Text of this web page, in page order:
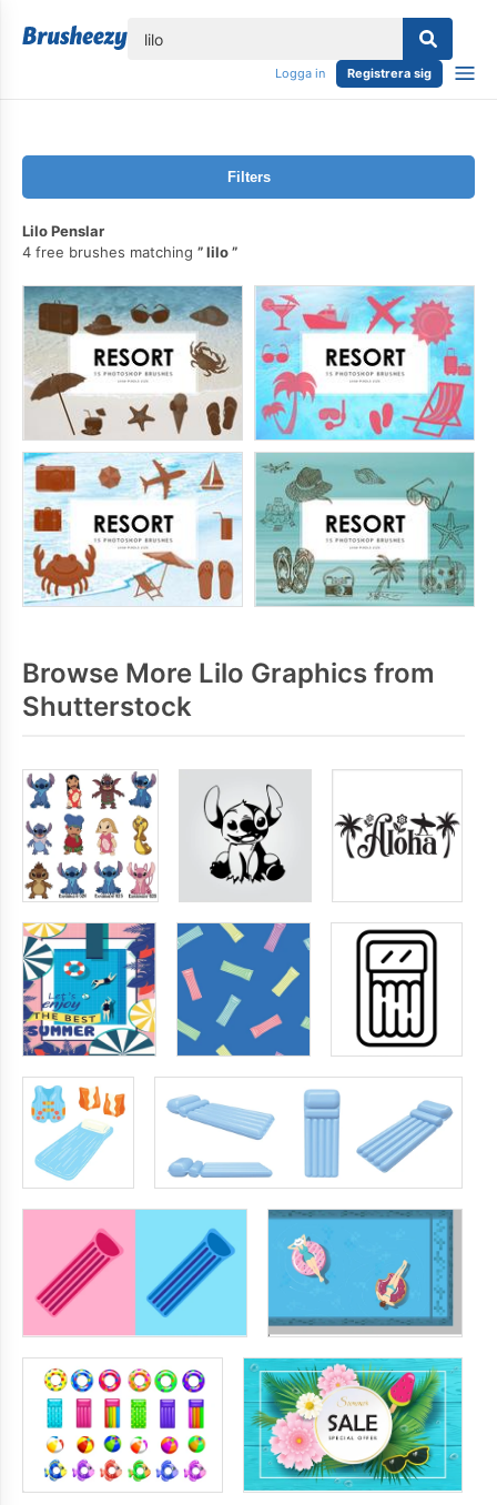
Logga in Registrera sig
Filters
Lilo Penslar
4 free brushes matching
lilo
Browse More Lilo Graphics from
Shutterstock